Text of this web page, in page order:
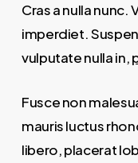
Cras a nulla nunc.
imperdiet.
vulputate nulla in,
Fusce non
mauris luctus
libero, placerat